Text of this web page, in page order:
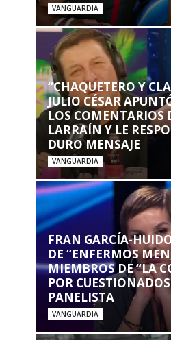
VANGUARDIA
“CHAQUETERO Y
JULIO CÉSAR
LOS COMENTARIOS
LARRAÍN Y LE
DURO MENSAJE
VANGUARDIA
FRAN GARCÍA-
DE “ENFERMOS
MIEMBROS DE “LA
POR
PANELISTA
VANGUARDIA